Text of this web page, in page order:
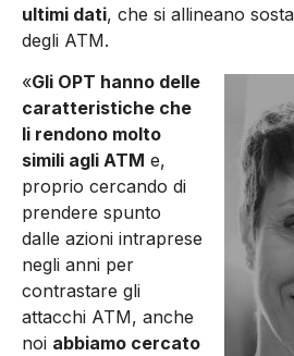
ultimi dati, che si allineano
degli ATM.
«Gli OPT hanno delle
caratteristiche che
li rendono molto
simili agli ATM e,
proprio cercando di
prendere spunto
dalle azioni intraprese
negli anni per
contrastare gli
attacchi ATM, anche
noi abbiamo cercato